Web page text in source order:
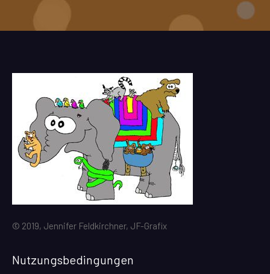
© 2019, Jennifer Feldkirchner, JF-Grafix
Nutzungsbedingungen